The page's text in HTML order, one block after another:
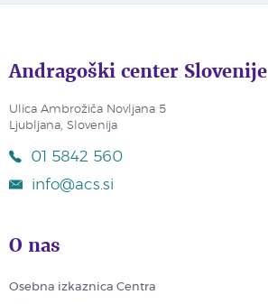
Andragoški center Slovenije
Ulica Ambrožiča Novljana 5
Ljubljana, Slovenija
01 5842 560
info@acs.si
O nas
Osebna izkaznica Centra